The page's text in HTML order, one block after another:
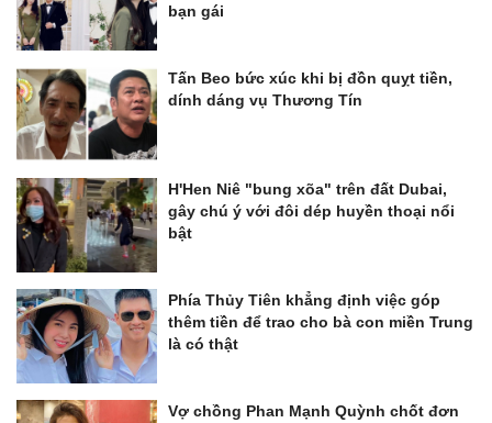
bạn gái
Tấn Beo bức xúc khi bị đồn quỵt tiền,
dính dáng vụ Thương Tín
H'Hen Niê "bung xõa" trên đất Dubai,
gây chú ý với đôi dép huyền thoại nổi
bật
Phía Thủy Tiên khẳng định việc góp
thêm tiền để trao cho bà con miền Trung
là có thật
Vợ chồng Phan Mạnh Quỳnh chốt đơn